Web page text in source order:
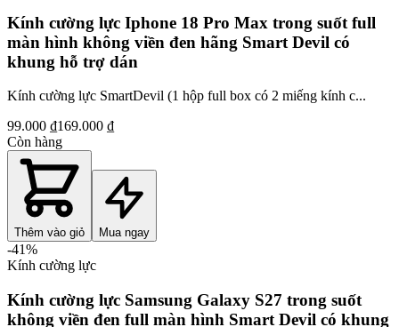
Kính cường lực Iphone 18 Pro Max trong suốt full
màn hình không viền đen hãng Smart Devil có
khung hỗ trợ dán
Kính cường lực SmartDevil (1 hộp full box có 2 miếng kính c...
99.000 ₫169.000 ₫
Còn hàng
Thêm vào giỏ Mua ngay
-41%
Kính cường lực
Kính cường lực Samsung Galaxy S27 trong suốt
không viền đen full màn hình Smart Devil có khung